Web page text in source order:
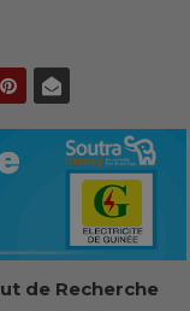
de Recherche